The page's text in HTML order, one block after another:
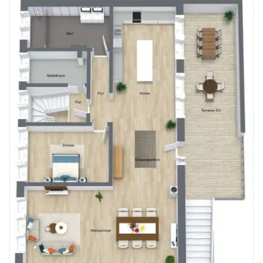
Angebote immer schon vor Vermarktungsbeginn sehen? >>> Folgen Sie mir auf Facebook [https://www.facebook.com/ribarskirealestate] oder Linkedin [https://www.linkedin.com/company/66757607/admin/].
Der Vermittler ist als Doppelmakler tätig.
Infrastruktur / Entfernungen
Gesundheit
Arzt <3.075m
Apotheke <7.175m
Kinder & Schulen
Schule <2.025m
Kindergarten <1.900m
Höhere Schule <9.825m
Universität <9.850m
Nahversorgung
Supermarkt <2.450m
Bäckerei <8.950m
Sonstige
Bank <2.500m